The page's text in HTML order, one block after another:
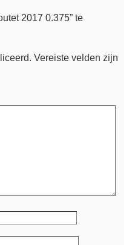
2017 0.375” te
Vereiste velden zijn